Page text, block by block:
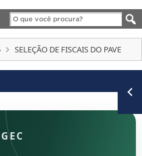
Legislação
Canais
SELEÇÃO DE FISCAIS DO PAVE